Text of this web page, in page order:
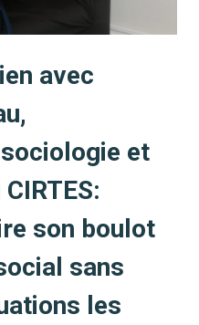
avec
et
son boulot
sans
les